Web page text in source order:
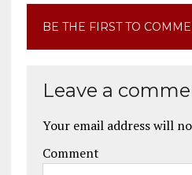
BE THE FIRST TO
Leave a
Your email address will
Comment